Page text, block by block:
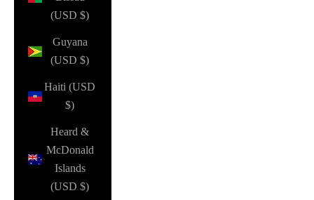
(USD $)
Guyana
(USD $)
Haiti (USD
$)
Heard &
McDonald
Islands
(USD $)